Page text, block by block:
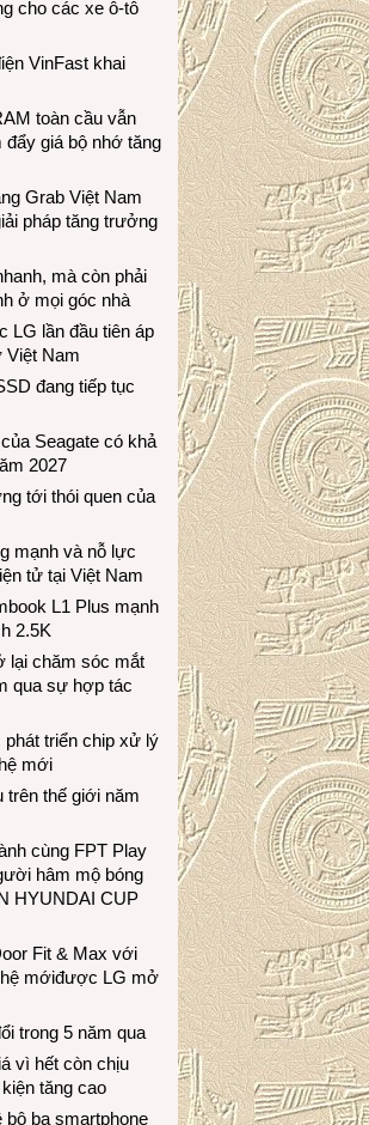
cho các xe ô-tô
VinFast khai
toàn cầu vẫn
đẩy giá bộ nhớ tăng
Grab Việt Nam
pháp tăng trưởng
mà còn phải
ở mọi góc nhà
LG lần đầu tiên áp
Việt Nam
đang tiếp tục
Seagate có khả
2027
tới thói quen của
mạnh và nỗ lực
tử tại Việt Nam
L1 Plus mạnh
2.5K
lại chăm sóc mắt
qua sự hợp tác
phát triển chip xử lý
mới
trên thế giới năm
cùng FPT Play
hâm mộ bóng
HYUNDAI CUP
Fit & Max với
mớiđược LG mở
trong 5 năm qua
vì hết còn chịu
tăng cao
bộ ba smartphone